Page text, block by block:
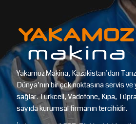
Yakamoz Makina, Kazakistan’dan
Dünya’nın bir çok noktasına servis
sağlar. Turkcell, Vadofone, Kipa,
sayıda kurumsal firmanın tercihidir.